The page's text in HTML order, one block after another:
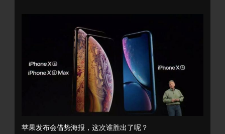
苹果发布会借势海报，这次谁胜出了呢？